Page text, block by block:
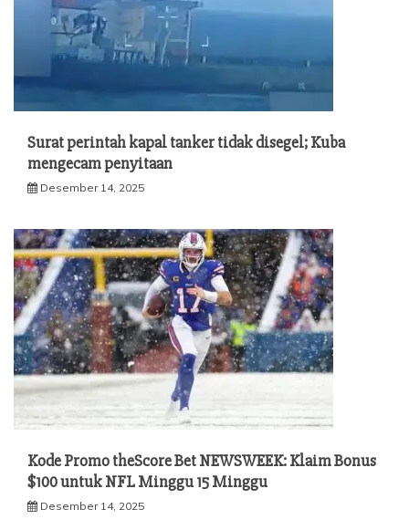
Surat perintah kapal tanker tidak disegel; Kuba
mengecam penyitaan
Desember 14, 2025
Kode Promo theScore Bet NEWSWEEK: Klaim Bonus
$100 untuk NFL Minggu 15 Minggu
Desember 14, 2025